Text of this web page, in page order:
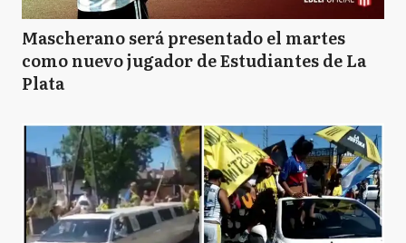
Mascherano será presentado el martes
como nuevo jugador de Estudiantes de La
Plata